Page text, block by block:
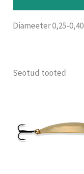
Diameeter 0,25-0,40
Seotud tooted